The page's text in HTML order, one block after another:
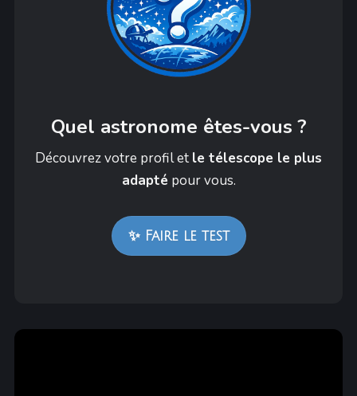
Quel astronome êtes-vous ?
Découvrez votre profil et le télescope le plus
adapté pour vous.
✨ Faire le test